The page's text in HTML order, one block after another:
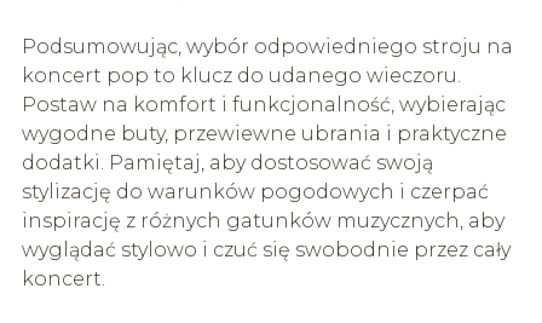
Podsumowując, wybór odpowiedniego stroju na
koncert pop to klucz do udanego wieczoru.
Postaw na komfort i funkcjonalność, wybierając
wygodne buty, przewiewne ubrania i praktyczne
dodatki. Pamiętaj, aby dostosować swoją
stylizację do warunków pogodowych i czerpać
inspirację z różnych gatunków muzycznych, aby
wyglądać stylowo i czuć się swobodnie przez cały
koncert.